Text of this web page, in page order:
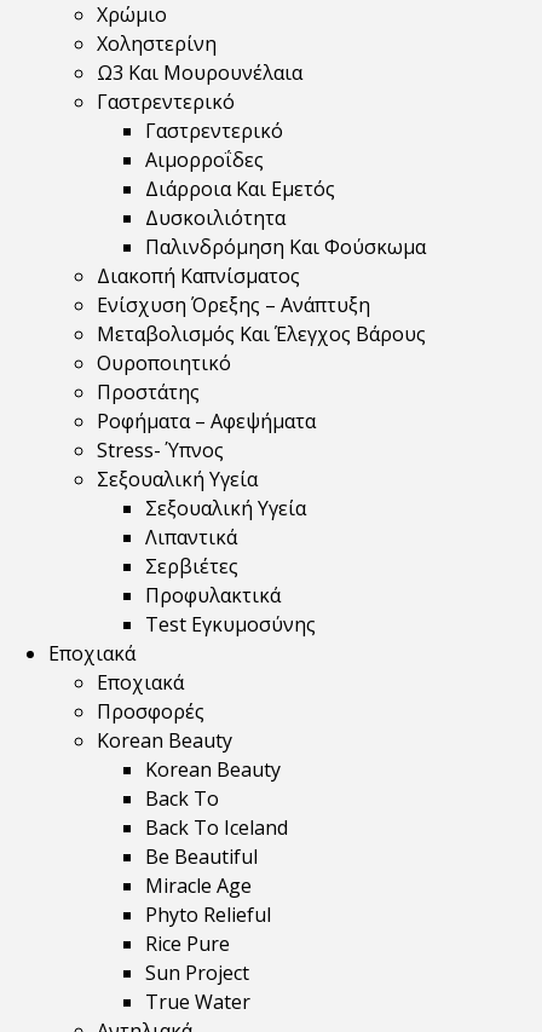
Χρώμιο
Χοληστερίνη
Ω3 Και Μουρουνέλαια
Γαστρεντερικό
Γαστρεντερικό
Αιμορροΐδες
Διάρροια Και Εμετός
Δυσκοιλιότητα
Παλινδρόμηση Και Φούσκωμα
Διακοπή Καπνίσματος
Ενίσχυση Όρεξης – Ανάπτυξη
Μεταβολισμός Και Έλεγχος Βάρους
Ουροποιητικό
Προστάτης
Ροφήματα – Αφεψήματα
Stress- Ύπνος
Σεξουαλική Υγεία
Σεξουαλική Υγεία
Λιπαντικά
Σερβιέτες
Προφυλακτικά
Test Εγκυμοσύνης
Εποχιακά
Εποχιακά
Προσφορές
Korean Beauty
Korean Beauty
Back To
Back To Iceland
Be Beautiful
Miracle Age
Phyto Relieful
Rice Pure
Sun Project
True Water